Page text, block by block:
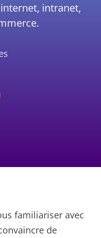
intranet,
familiariser avec
de